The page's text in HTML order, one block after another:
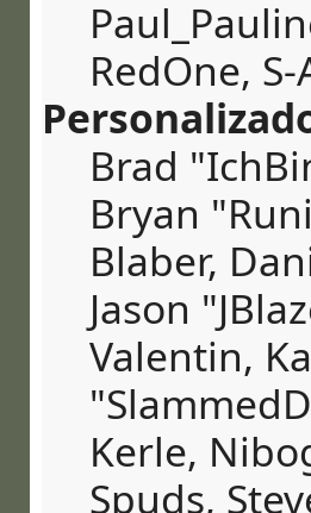
RedOne,
Brad
Bryan
Blaber,
Jason
Valentin,
Kerle,
Spuds,